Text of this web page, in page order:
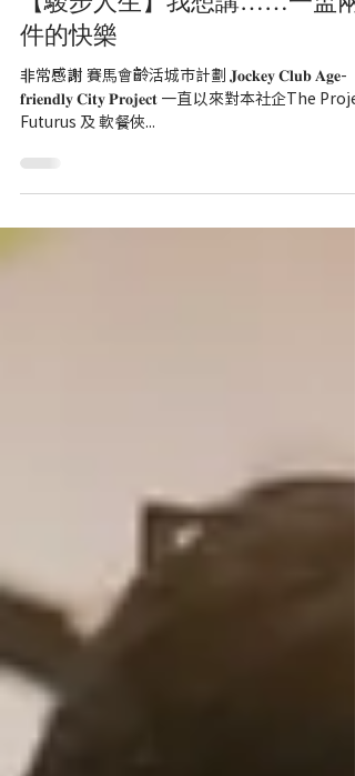
【駿步人生】我想講……一盅兩
件的快樂
非常感謝 賽馬會齡活城巿計劃 𝐉𝐨𝐜𝐤𝐞𝐲 𝐂𝐥𝐮𝐛 𝐀𝐠𝐞-
Futurus 及 軟餐俠...